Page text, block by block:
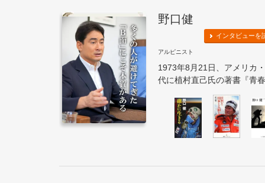
野口健
インタビューを
アルピニスト
1973年8月21日、アメリカ
代に植村直己氏の著書『青